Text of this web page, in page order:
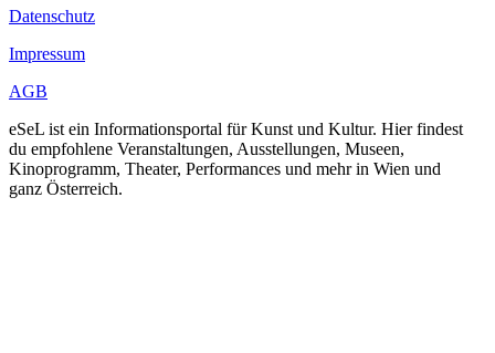
Datenschutz
Impressum
AGB
eSeL ist ein Informationsportal für Kunst und Kultur. Hier findest
du empfohlene Veranstaltungen, Ausstellungen, Museen,
Kinoprogramm, Theater, Performances und mehr in Wien und
ganz Österreich.